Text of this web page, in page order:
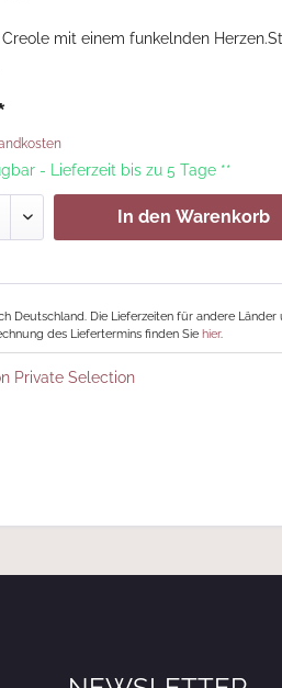
mit einem funkelnden
- Lieferzeit bis zu 5 Tage **
In den Warenkorb
Deutschland. Die Lieferzeiten für andere Länder
des Liefertermins finden Siehier.
Private Selection